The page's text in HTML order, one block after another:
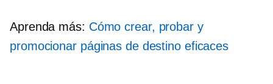
Aprenda más: Cómo crear, probar y
promocionar páginas de destino eficaces